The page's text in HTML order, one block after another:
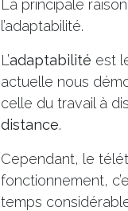
La principale
l’adaptabilité.
L’adaptabilité est
actuelle nous
celle du travail à
distance.
Cependant, le
fonctionnement,
temps